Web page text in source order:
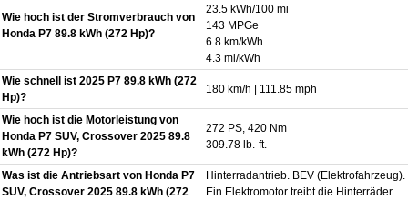
Wie hoch ist der Stromverbrauch von
Honda P7 89.8 kWh (272 Hp)?
23.5 kWh/100 mi
143 MPGe
6.8 km/kWh
4.3 mi/kWh
Wie schnell ist 2025 P7 89.8 kWh (272
Hp)?
180 km/h | 111.85 mph
Wie hoch ist die Motorleistung von
Honda P7 SUV, Crossover 2025 89.8
kWh (272 Hp)?
272 PS, 420 Nm
309.78 lb.-ft.
Was ist die Antriebsart von Honda P7
SUV, Crossover 2025 89.8 kWh (272
Hinterradantrieb. BEV (Elektrofahrzeug).
Ein Elektromotor treibt die Hinterräder